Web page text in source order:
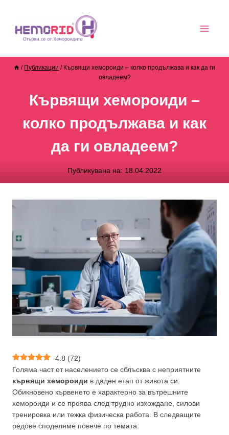
/ Публикации / Кървящи хемороиди – колко продължава и как да ги
овладеем?
Кървящи хемороиди –
колко продължава и как
да ги овладеем?
Публикувана на: 18.04.2022
4.8 (72)
Голяма част от населението се сблъсква с неприятните
кървящи хемороиди в даден етап от живота си.
Обикновено кървенето е характерно за вътрешните
хемороиди и се проява след трудно изхождане, силови
тренировка или тежка физическа работа. В следващите
редове споделяме повече по темата.